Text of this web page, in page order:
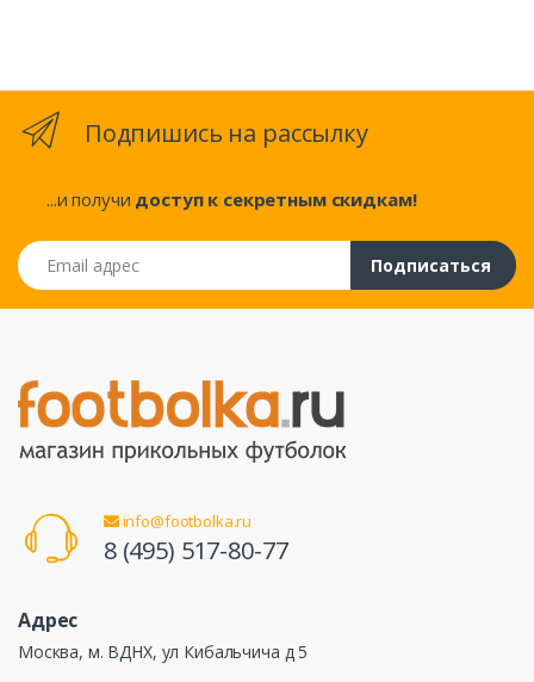
Подпишись на рассылку
...и получи доступ к секретным скидкам!
Email адрес
Подписаться
info@footbolka.ru
8 (495) 517-80-77
Адрес
Москва, м. ВДНХ, ул Кибальчича д 5